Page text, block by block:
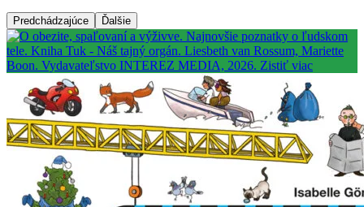
Predchádzajúce Ďalšie